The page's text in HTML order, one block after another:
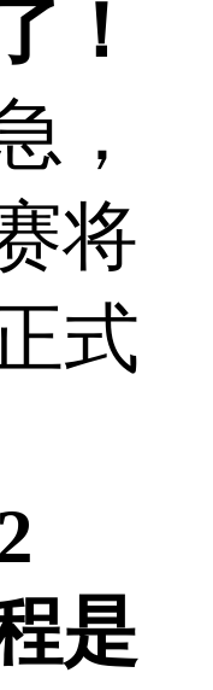
！
，
将
式
是